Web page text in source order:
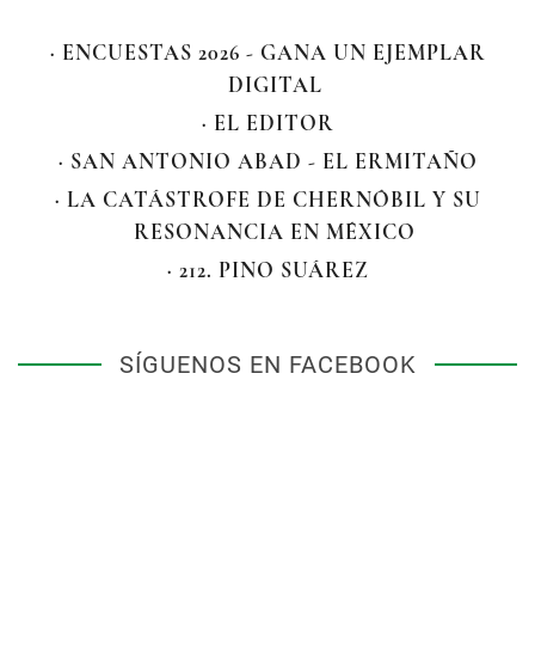
· ENCUESTAS 2026 - GANA UN EJEMPLAR
DIGITAL
· EL EDITOR
· SAN ANTONIO ABAD - EL ERMITAÑO
· LA CATÁSTROFE DE CHERNÓBIL Y SU
RESONANCIA EN MÉXICO
· 212. PINO SUÁREZ
SÍGUENOS EN FACEBOOK